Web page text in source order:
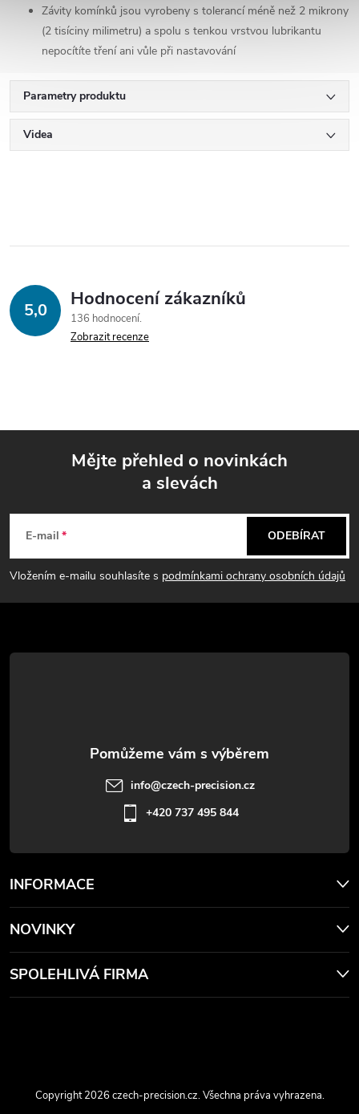
Závity komínků jsou vyrobeny s tolerancí méně než 2 mikrony
(2 tisíciny milimetru) a spolu s tenkou vrstvou lubrikantu
nepocítíte tření ani vůle při nastavování
Parametry produktu
Videa
5,0 Hodnocení zákazníků
136 hodnocení
Zobrazit recenze
p
a
t
Mějte přehled o novinkách
a slevách
E-mail
Vložením e-mailu souhlasíte s podmínkami ochrany osobních údajů
ODEBÍRAT
INFORMACE
NOVINKY
SPOLEHLIVÁ FIRMA
info@czech-precision.cz
+420 737 495 844
Copyright 2026czech-precision.cz. Všechna práva vyhrazena.